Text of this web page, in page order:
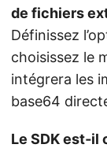
de fichiers
Définissez
choisissez le
intégrera les
base64
Le SDK est‑il